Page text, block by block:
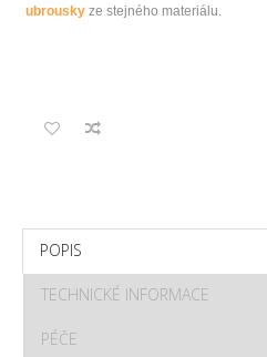
ubrousky ze stejného materiálu.
POPIS
TECHNICKÉ INFORMACE
PÉČE